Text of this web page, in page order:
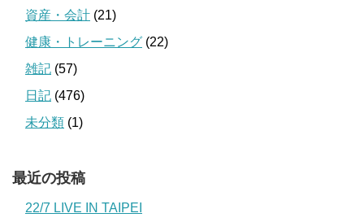
資産・会計 (21)
健康・トレーニング (22)
雑記 (57)
日記 (476)
未分類 (1)
最近の投稿
22/7 LIVE IN TAIPEI